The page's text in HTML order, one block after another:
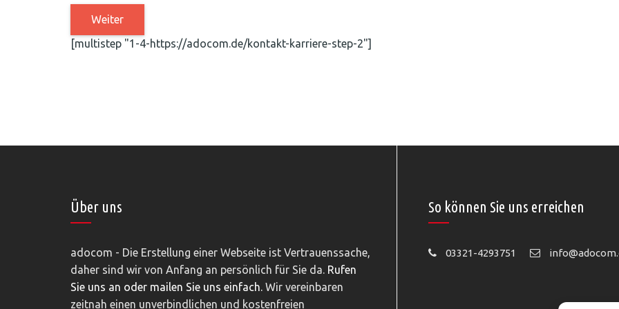
[multistep "1-4-https://adocom.de/kontakt-karriere-step-2"]
Über uns
adocom - Die Erstellung einer Webseite ist Vertrauenssache,
daher sind wir von Anfang an persönlich für Sie da. Rufen
Sie uns an oder mailen Sie uns einfach. Wir vereinbaren
zeitnah einen unverbindlichen und kostenfreien
So können Sie uns erreichen
03321-4293751